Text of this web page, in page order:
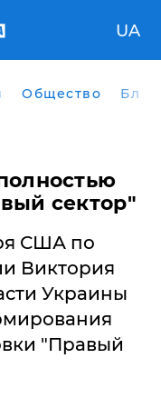
UA
Общество
сектор"
США по
Виктория
Украины
"Правый